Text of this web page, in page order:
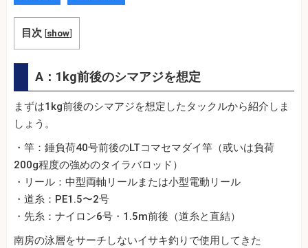
目次 [show]
A：1kg前後のシマアジを想定
まずは1kg前後のシマアジを想定したタックルから紹介しま
しょう。
・竿：錘負荷40号前後のLTコマセマダイ竿（或いは負荷
200g程度の強めのタイラバロッド）
・リール：中型両軸リールまたは小型電動リール
・道糸：PE1.5〜2号
・先糸：ナイロン6号・1.5m前後（道糸と直結）
南房の泳層をサーチしないイサキ釣りで使用してきた